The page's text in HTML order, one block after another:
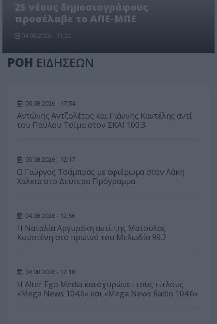
25 νέους δημοσιογράφους
προσέλαβε το ΑΠΕ-ΜΠΕ
04.08.2026 - 11:22
ΡΟΗ ΕΙΔΗΣΕΩΝ
05.08.2026 - 17:54
Αντώνης Αντζολέτος και Γιάννης Καντέλης αντί
του Παύλου Τσίμα στον ΣΚΑΪ 100.3
05.08.2026 - 12:17
O Γιώργος Τσάμπρας με αφιέρωμα στον Λάκη
Χαλκιά στο Δεύτερο Πρόγραμμα
04.08.2026 - 12:56
Η Ναταλία Αργυράκη αντί της Ματούλας
Κουστένη στο πρωινό του Μελωδία 99.2
04.08.2026 - 12:18
Η Alter Ego Media κατοχυρώνει τους τίτλους
«Mega News 104.6» και «Mega News Radio 104.6»